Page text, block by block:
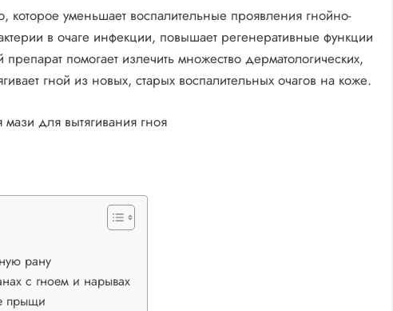
которое уменьшает воспалительные проявления гнойно-
в очаге инфекции, повышает регенеративные функции
помогает излечить множество дерматологических,
гной из новых, старых воспалительных очагов на коже.
рану
с гноем и нарывах
прыщи